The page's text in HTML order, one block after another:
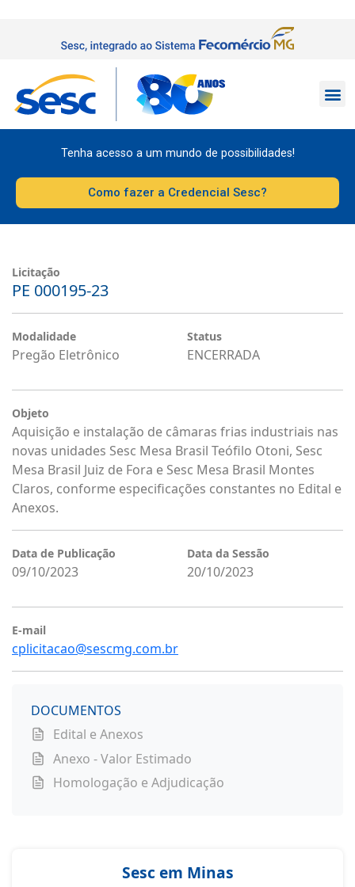
Tenha acesso a um mundo de possibilidades!
Como fazer a Credencial Sesc?
Licitação
PE 000195-23
Modalidade
Pregão Eletrônico
Status
ENCERRADA
Objeto
Aquisição e instalação de câmaras frias industriais nas
novas unidades Sesc Mesa Brasil Teófilo Otoni, Sesc
Mesa Brasil Juiz de Fora e Sesc Mesa Brasil Montes
Claros, conforme especificações constantes no Edital e
Anexos.
Data de Publicação
09/10/2023
Data da Sessão
20/10/2023
E-mail
cplicitacao@sescmg.com.br
DOCUMENTOS
Edital e Anexos
Anexo - Valor Estimado
Homologação e Adjudicação
Sesc em Minas